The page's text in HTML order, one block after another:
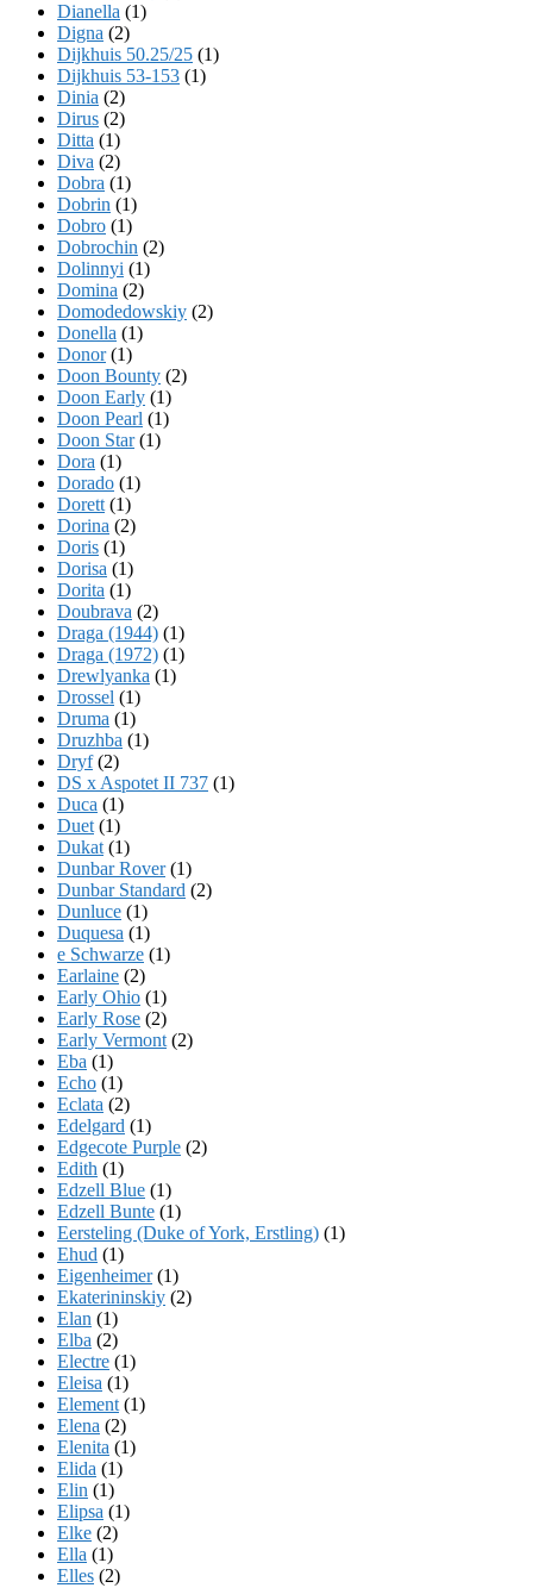
Dianella (1)
Digna (2)
Dijkhuis 50.25/25 (1)
Dijkhuis 53-153 (1)
Dinia (2)
Dirus (2)
Ditta (1)
Diva (2)
Dobra (1)
Dobrin (1)
Dobro (1)
Dobrochin (2)
Dolinnyi (1)
Domina (2)
Domodedowskiy (2)
Donella (1)
Donor(1)
Doon Bounty (2)
Doon Early (1)
Doon Pearl (1)
Doon Star(1)
Dora (1)
Dorado (1)
Dorett (1)
Dorina (2)
Doris (1)
Dorisa (1)
Dorita (1)
Doubrava (2)
Draga (1944) (1)
Draga (1972) (1)
Drewlyanka (1)
Drossel (1)
Druma (1)
Druzhba (1)
Dryf(2)
DS x Aspotet II 737 (1)
Duca (1)
Duet (1)
Dukat (1)
Dunbar Rover(1)
Dunbar Standard (2)
Dunluce (1)
Duquesa (1)
e Schwarze (1)
Earlaine (2)
Early Ohio (1)
Early Rose (2)
Early Vermont (2)
Eba (1)
Echo (1)
Eclata (2)
Edelgard (1)
Edgecote Purple (2)
Edith (1)
Edzell Blue (1)
Edzell Bunte (1)
Eersteling (Duke of York, Erstling) (1)
Ehud (1)
Eigenheimer(1)
Ekaterininskiy (2)
Elan (1)
Elba (2)
Electre (1)
Eleisa (1)
Element (1)
Elena (2)
Elenita (1)
Elida (1)
Elin (1)
Elipsa (1)
Elke (2)
Ella (1)
Elles (2)